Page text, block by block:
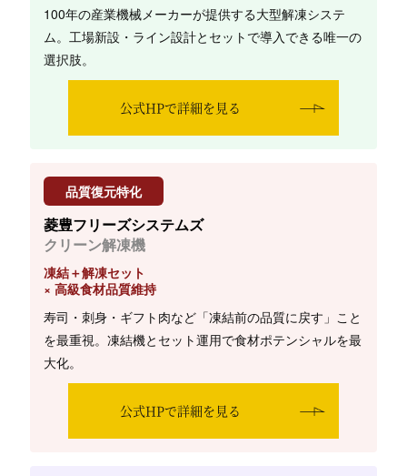
100年の産業機械メーカーが提供する大型解凍システ
ム。工場新設・ライン設計とセットで導入できる唯一の
選択肢。
公式HPで詳細を見る
品質復元特化
菱豊フリーズシステムズ
クリーン解凍機
凍結＋解凍セット
× 高級食材品質維持
寿司・刺身・ギフト肉など「凍結前の品質に戻す」こと
を最重視。凍結機とセット運用で食材ポテンシャルを最
大化。
公式HPで詳細を見る